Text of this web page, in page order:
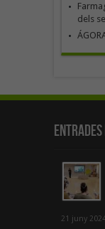
dels
21 juny